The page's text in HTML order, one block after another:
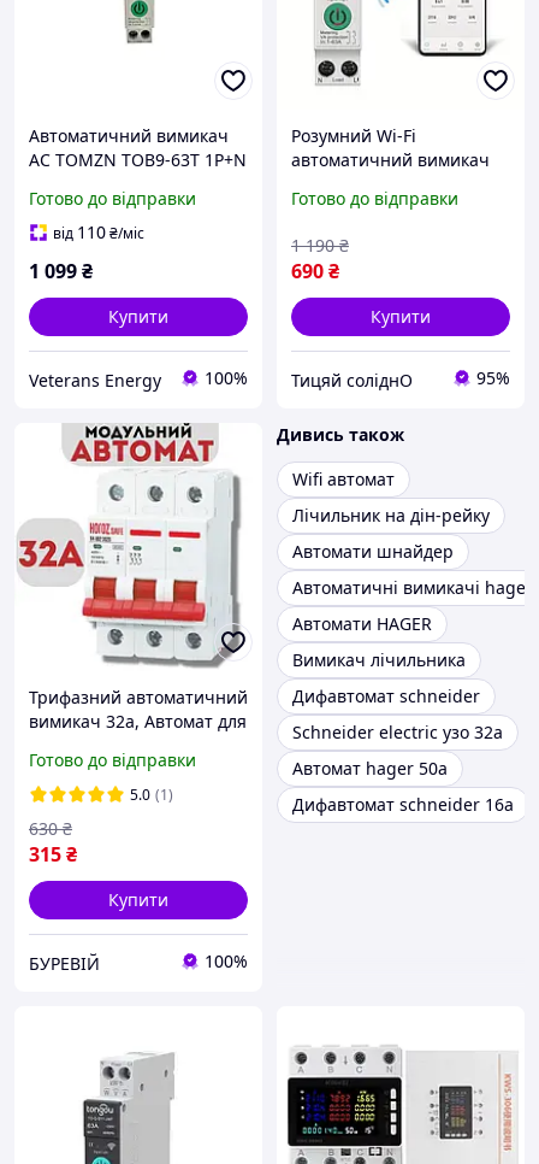
Автоматичний вимикач
AC TOMZN TOB9-63T 1P+N
Switch з лічильником
електроенергії
Готово до відправки
від 110₴/міс
1 099₴
Купити
Veterans Energy 100%
Розумний Wi-Fi
автоматичний вимикач
енергомоніторингом Реле
лічильник кВт·год та
дистанційне керування
Готово до відправки
690₴
1 190 ₴
Купити
Тицяй соліднО 95%
Трифазний автоматичний
вимикач 32а, Автомат для
32а, автоматичний
вимикач модульний 3р
32а
Готово до відправки
5.0 (1)
315₴
630 ₴
Купити
БУРЕВІЙ 100%
Дивись також
Wifi автомат
Лічильник на дін-рейку
Автомати шнайдер
Автоматичні вимикачі hager
Автомати HAGER
Вимикач лічильника
Дифавтомат schneider
Schneider electric узо 32а
Автомат hager 50а
Дифавтомат schneider 16a